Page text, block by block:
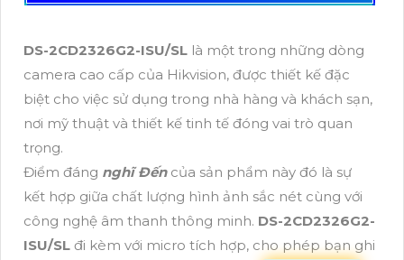
DS-2CD2326G2-ISU/SL là một trong những dòng
camera cao cấp của Hikvision, được thiết kế đặc
biệt cho việc sử dụng trong nhà hàng và khách sạn,
nơi mỹ thuật và thiết kế tinh tế đóng vai trò quan
trọng.
Điểm đáng nghĩ Đếncủa sản phẩm này đó là sự
kết hợp giữa chất lượng hình ảnh sắc nét cùng với
công nghệ âm thanh thông minh. DS-2CD2326G2-
ISU/SL đi kèm với micro tích hợp, cho phép bạn ghi